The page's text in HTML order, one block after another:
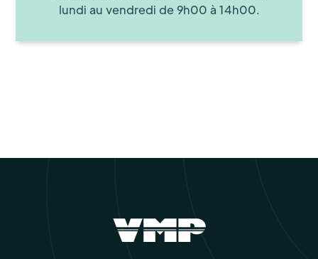
lundi au vendredi de 9h00 à 14h00.